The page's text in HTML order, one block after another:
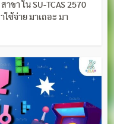
าขา ใน SU-TCAS 2570
ช้จ่าย มาเถอะ มา